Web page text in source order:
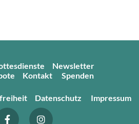
Newsletter
Kontakt Spenden
Datenschutz Impressum